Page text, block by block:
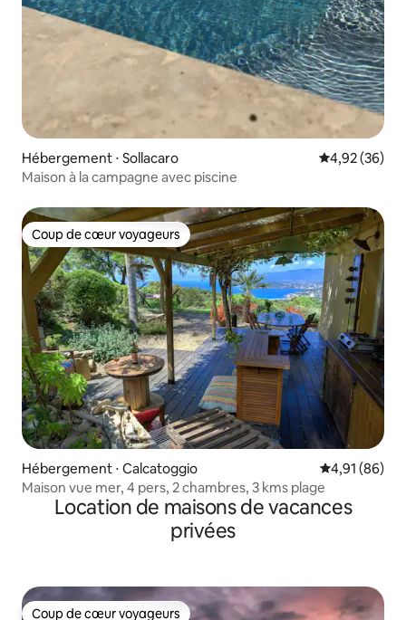
Hébergement ⋅ Sollacaro Évaluation
4,92 (36)
Maison à la campagne avec piscine
Coup de cœur voyageurs
Coup de cœur voyageurs
Hébergement ⋅ Calcatoggio Évaluation
4,91 (86)
Maison vue mer, 4 pers, 2 chambres, 3 kms plage
Location de maisons de vacances
privées
Coup de cœur voyageurs